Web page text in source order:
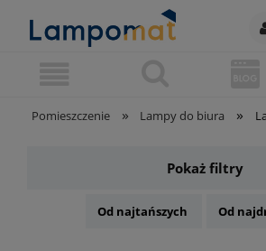
Pomieszczenie » Lampy do biura »
Pokaż filtry
Od najtańszych Od